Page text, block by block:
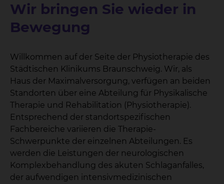
Wir bringen Sie wieder in
Bewegung
Willkommen auf der Seite der Physiotherapie des
Städtischen Klinikums Braunschweig. Wir, als
Haus der Maximalversorgung, verfügen an beiden
Standorten über eine Abteilung für Physikalische
Therapie und Rehabilitation (Physiotherapie).
Entsprechend der standortspezifischen
Fachbereiche variieren die Therapie-
Schwerpunkte der einzelnen Abteilungen. Es
werden die Leistungen der neurologischen
Komplexbehandlung des akuten Schlaganfalles,
der aufwendigen intensivmedizinischen